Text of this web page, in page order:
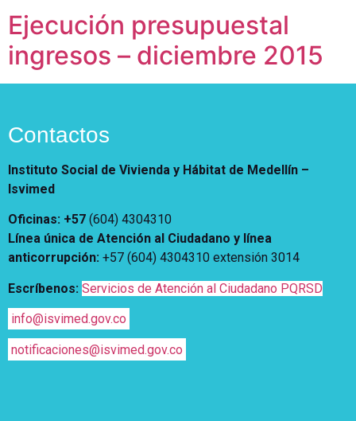
Vivienda Nueva
Vivienda un proyecto
familiar
Titulación
Reconocimiento de
Acompañamiento Social
OPV-JVC
Convocatorias
Nosotros
Rendición de cuentas
Encuesta de Percepción
fuente
Contraste
Centro de relevo
Más Información sobre Accesibilidad
Ejecución presupuestal
ingresos – diciembre 2015
Contactos
Instituto Social de Vivienda y Hábitat de Medellín –
Isvimed
Oficinas: +57 (604) 4304310
Línea única de Atención al Ciudadano y línea
anticorrupción: +57 (604) 4304310 extensión 3014
Escríbenos: Servicios de Atención al Ciudadano PQRSD
info@isvimed.gov.co
notificaciones@isvimed.gov.co